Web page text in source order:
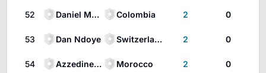
52 Daniel Muñoz Colombia 2 0
53 Dan Ndoye Switzerland 2 0
54 Azzedine Ounahi Morocco 2 0